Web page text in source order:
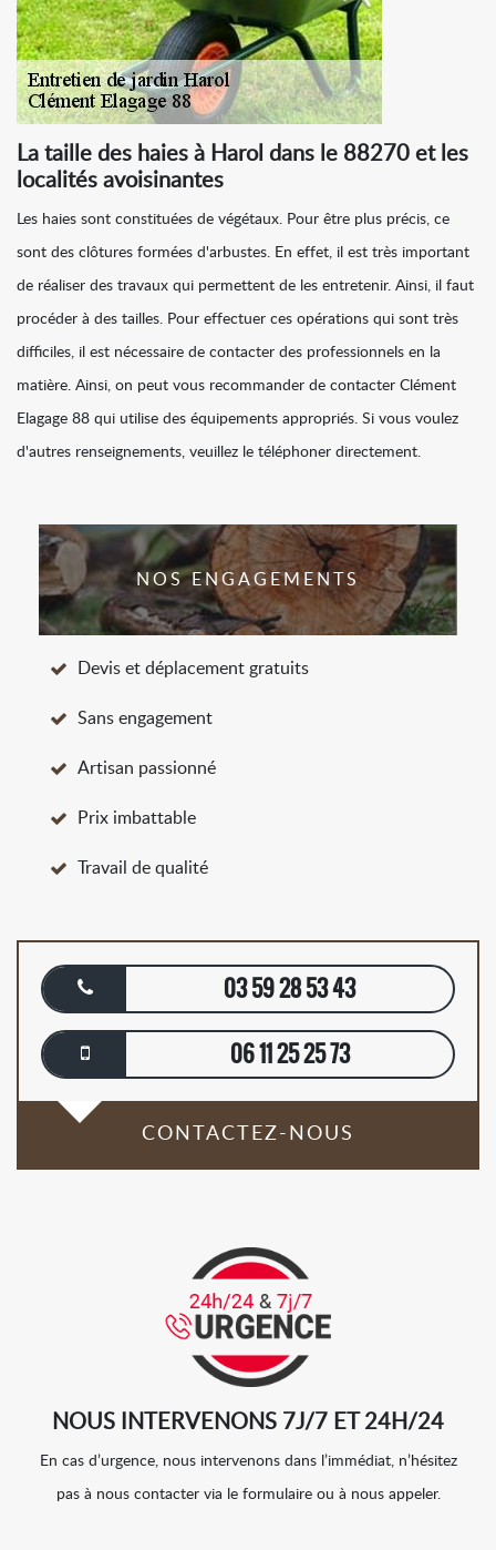
La taille des haies à Harol dans le 88270 et les
localités avoisinantes
Les haies sont constituées de végétaux. Pour être plus précis, ce
sont des clôtures formées d'arbustes. En effet, il est très important
de réaliser des travaux qui permettent de les entretenir. Ainsi, il faut
procéder à des tailles. Pour effectuer ces opérations qui sont très
difficiles, il est nécessaire de contacter des professionnels en la
matière. Ainsi, on peut vous recommander de contacter Clément
Elagage 88 qui utilise des équipements appropriés. Si vous voulez
d'autres renseignements, veuillez le téléphoner directement.
NOS ENGAGEMENTS
Devis et déplacement gratuits
Sans engagement
Artisan passionné
Prix imbattable
Travail de qualité
03 59 28 53 43
06 11 25 25 73
CONTACTEZ-NOUS
NOUS INTERVENONS 7J/7 ET 24H/24
En cas d’urgence, nous intervenons dans l’immédiat, n’hésitez
pas à nous contacter via le formulaire ou à nous appeler.